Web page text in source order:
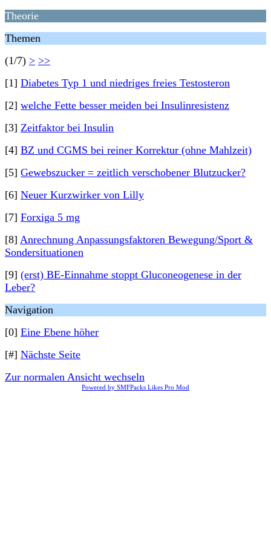
Theorie
Themen
(1/7) > >>
[1] Diabetes Typ 1 und niedriges freies Testosteron
[2] welche Fette besser meiden bei Insulinresistenz
[3] Zeitfaktor bei Insulin
[4] BZ und CGMS bei reiner Korrektur (ohne Mahlzeit)
[5] Gewebszucker = zeitlich verschobener Blutzucker?
[6] Neuer Kurzwirker von Lilly
[7] Forxiga 5 mg
[8] Anrechnung Anpassungsfaktoren Bewegung/Sport &
Sondersituationen
[9] (erst) BE-Einnahme stoppt Gluconeogenese in der
Leber?
Navigation
[0] Eine Ebene höher
[#] Nächste Seite
Zur normalen Ansicht wechseln
Powered by SMFPacks Likes Pro Mod